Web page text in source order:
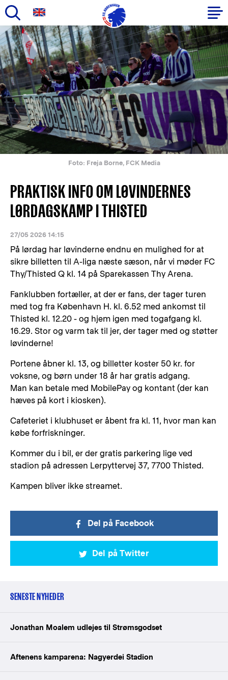
Gå
til
hovedindhold
Primær
navigation
Foto: Freja Borne, FCK Media
PRAKTISK INFO OM LØVINDERNES
LØRDAGSKAMP I THISTED
27/05 2026 14:15
På lørdag har løvinderne endnu en mulighed for at
sikre billetten til A-liga næste sæson, når vi møder FC
Thy/Thisted Q kl. 14 på Sparekassen Thy Arena.
Fanklubben fortæller, at der er fans, der tager turen
med tog fra København H. kl. 6.52 med ankomst til
Thisted kl. 12.20 - og hjem igen med togafgang kl.
16.29. Stor og varm tak til jer, der tager med og støtter
løvinderne!
Portene åbner kl. 13, og billetter koster 50 kr. for
voksne, og børn under 18 år har gratis adgang.
Man kan betale med MobilePay og kontant (der kan
hæves på kort i kiosken).
Cafeteriet i klubhuset er åbent fra kl. 11, hvor man kan
købe forfriskninger.
Kommer du i bil, er der gratis parkering lige ved
stadion på adressen Lerpyttervej 37, 7700 Thisted.
Kampen bliver ikke streamet.
Del på Facebook
Del på Twitter
SENESTE NYHEDER
Jonathan Moalem udlejes til Strømsgodset
Aftenens kamparena: Nagyerdei Stadion